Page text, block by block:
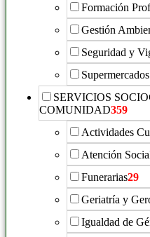
Formación
Gestión
Seguridad y
Supermercados
SERVICIOS
COMUNIDAD359
Actividades
Atención
Funerarias29
Geriatría y
Igualdad de